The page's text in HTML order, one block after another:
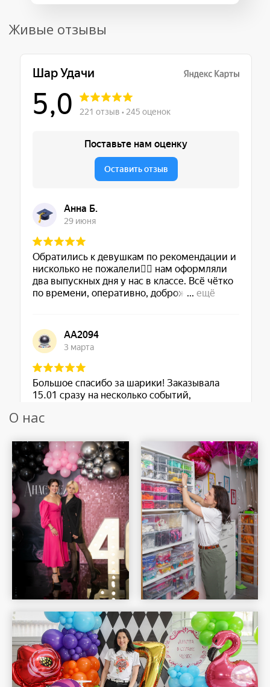
Живые отзывы
Шар Удачи на карте Москвы — Яндекс Карты
О нас